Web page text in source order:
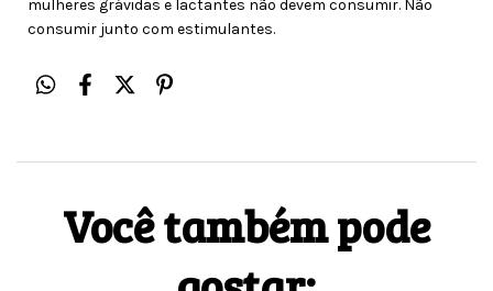
mulheres grávidas e lactantes não devem consumir. Não
consumir junto com estimulantes.
Você também pode